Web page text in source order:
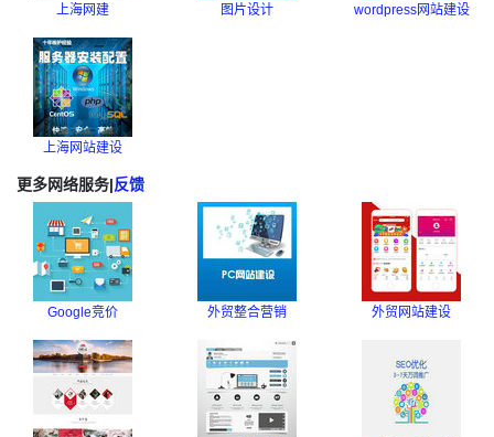
上海网建 图片设计 wordpress网站建设
上海网站建设
更多网络服务|反馈
Google竞价 外贸整合营销 外贸网站建设